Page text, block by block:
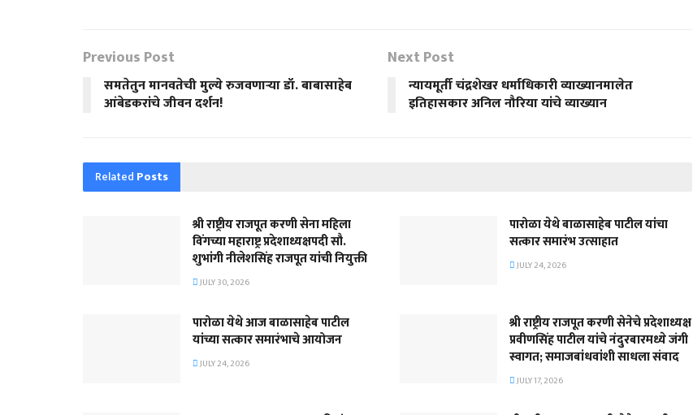
Previous Post
समतेतुन मानवतेची मुल्ये रुजवणाऱ्या डॉ. बाबासाहेब
आंबेडकरांचे जीवन दर्शन!
Next Post
न्यायमूर्ती चंद्रशेखर धर्माधिकारी व्याख्यानमालेत
इतिहासकार अनिल नौरिया यांचे व्याख्यान
Related Posts
श्री राष्ट्रीय राजपूत करणी सेना महिला
विंगच्या महाराष्ट्र प्रदेशाध्यक्षपदी सौ.
शुभांगी नीलेशसिंह राजपूत यांची नियुक्ती
JULY 30, 2026
पारोळा येथे बाळासाहेब पाटील यांचा
सत्कार समारंभ उत्साहात
JULY 24, 2026
पारोळा येथे आज बाळासाहेब पाटील
यांच्या सत्कार समारंभाचे आयोजन
JULY 24, 2026
श्री राष्ट्रीय राजपूत करणी सेनेचे प्रदेशाध्यक्ष
प्रवीणसिंह पाटील यांचे नंदुरबारमध्ये जंगी
स्वागत; समाजबांधवांशी साधला संवाद
JULY 17, 2026